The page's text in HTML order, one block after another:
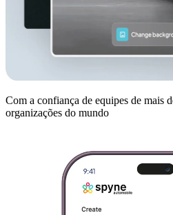
Com a confiança de equipes de mais
organizações do mundo